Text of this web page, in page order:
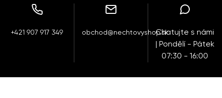
+421 907 917 349 obchod@nechtovyshop.skChatujte s námi
| Pondělí - Pátek
07:30 - 16:00